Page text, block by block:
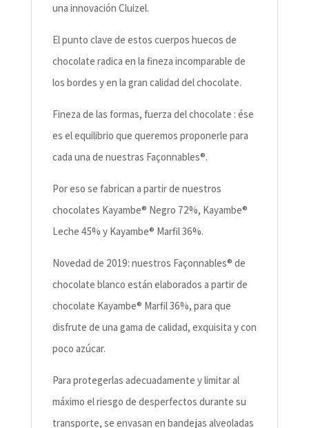
una innovación Cluizel.
El punto clave de estos cuerpos huecos de
chocolate radica en la fineza incomparable de
los bordes y en la gran calidad del chocolate.
Fineza de las formas, fuerza del chocolate : ése
es el equilibrio que queremos proponerle para
cada una de nuestras Façonnables®.
Por eso se fabrican a partir de nuestros
chocolates Kayambe® Negro 72%, Kayambe®
Leche 45% y Kayambe® Marfil 36%.
Novedad de 2019: nuestros Façonnables® de
chocolate blanco están elaborados a partir de
chocolate Kayambe® Marfil 36%, para que
disfrute de una gama de calidad, exquisita y con
poco azúcar.
Para protegerlas adecuadamente y limitar al
máximo el riesgo de desperfectos durante su
transporte, se envasan en bandejas alveoladas